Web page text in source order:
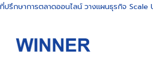
ที่ปรึกษาการตลาดออนไลน์ วางแผนธุรกิจ Scale